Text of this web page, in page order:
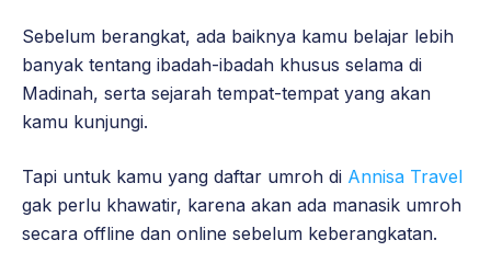
Sebelum berangkat, ada baiknya kamu belajar lebih
banyak tentang ibadah-ibadah khusus selama di
Madinah, serta sejarah tempat-tempat yang akan
kamu kunjungi.
Tapi untuk kamu yang daftar umroh di Annisa Travel
gak perlu khawatir, karena akan ada manasik umroh
secara offline dan online sebelum keberangkatan.